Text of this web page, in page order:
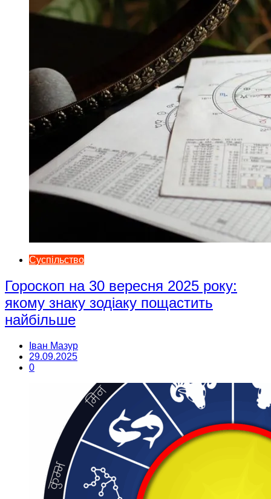
Суспільство
Гороскоп на 30 вересня 2025 року:
якому знаку зодіаку пощастить
найбільше
Іван Мазур
29.09.2025
0